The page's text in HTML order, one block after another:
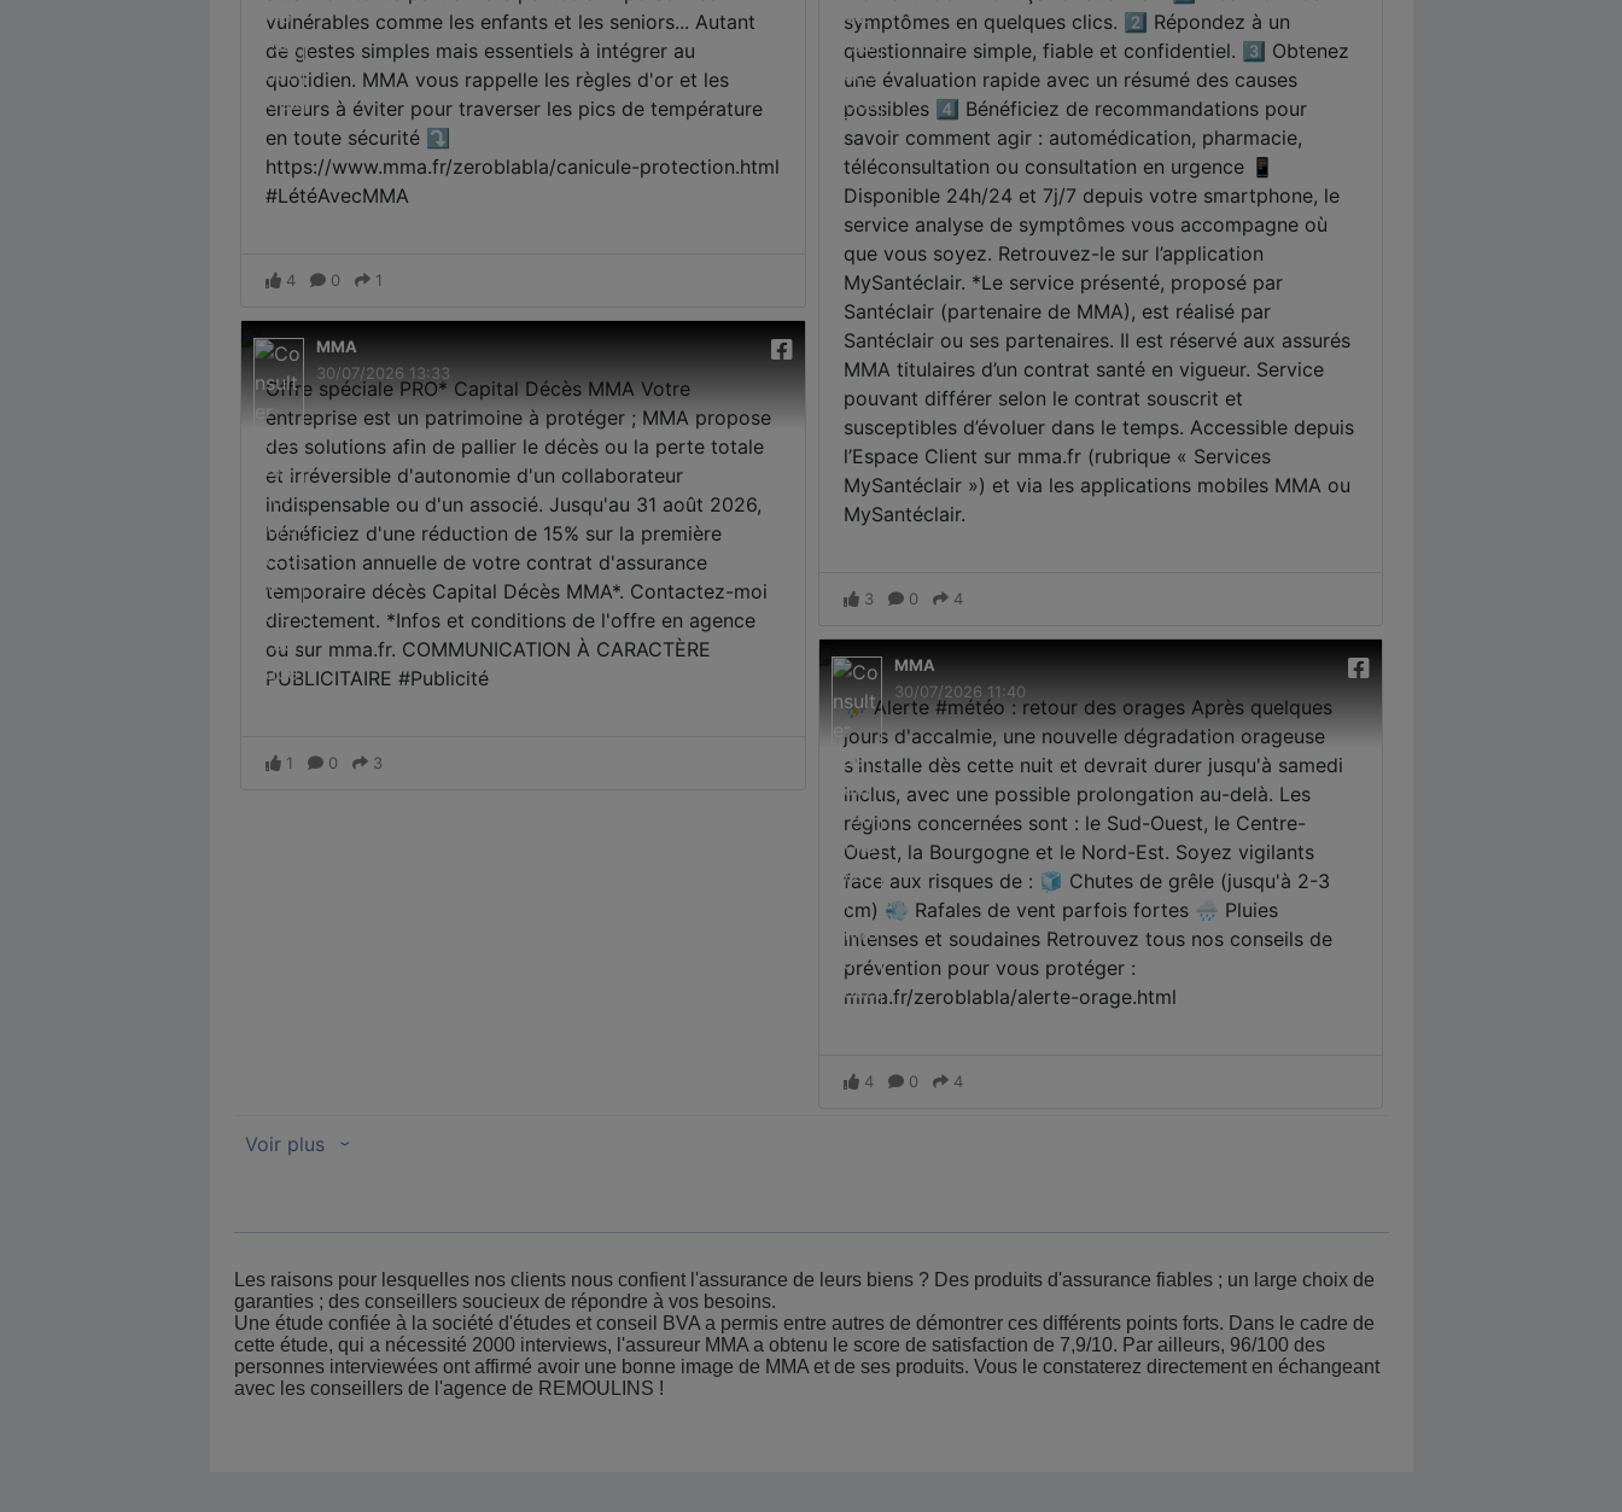
Les raisons pour lesquelles nos clients nous confient l'assurance de leurs biens ? Des produits d'assurance fiables ; un large choix de
garanties ; des conseillers soucieux de répondre à vos besoins.
Une étude confiée à la société d'études et conseil BVA a permis entre autres de démontrer ces différents points forts. Dans le cadre de
cette étude, qui a nécessité 2000 interviews, l'assureur MMA a obtenu le score de satisfaction de 7,9/10. Par ailleurs, 96/100 des
personnes interviewées ont affirmé avoir une bonne image de MMA et de ses produits. Vous le constaterez directement en échangeant
avec les conseillers de l'agence de REMOULINS !